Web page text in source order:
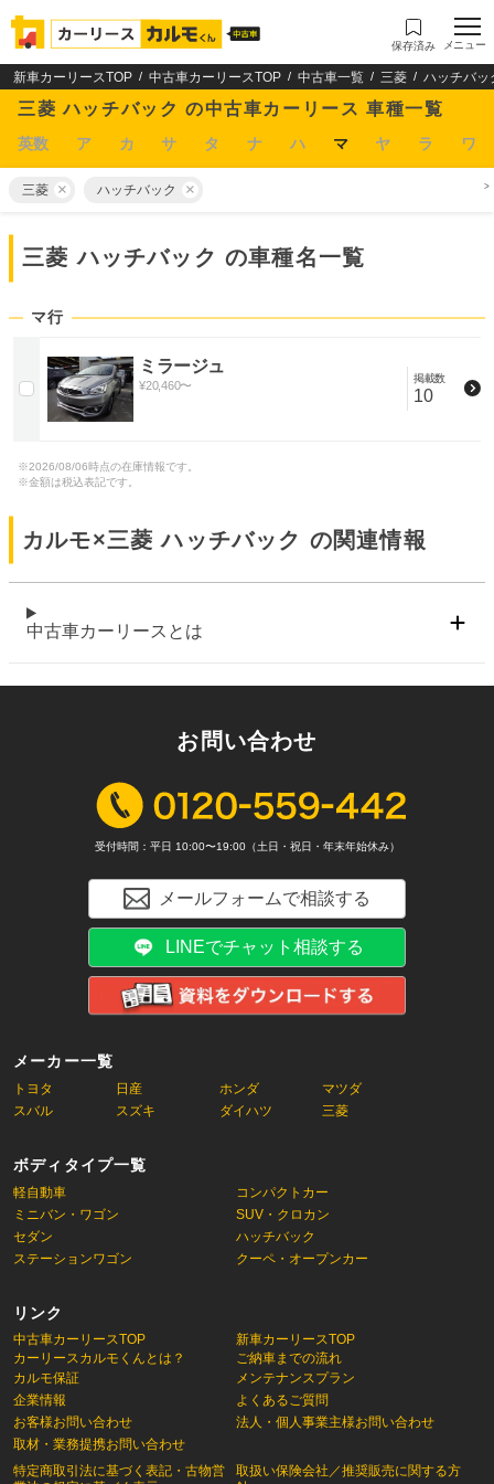
保存済み メニュー
新車カーリースTOP 中古車カーリースTOP 中古車一覧 三菱 ハッチバッ
三菱 ハッチバック の中古車カーリース 車種一覧
英数 ア カ サ タ ナ ハ マ ヤ ラ ワ
三菱 ハッチバック
三菱 ハッチバック の車種名一覧
マ行
ミラージュ
¥20,460〜
掲載数
10
※2026/08/06時点の在庫情報です。
※金額は税込表記です。
カルモ×三菱 ハッチバック の関連情報
中古車カーリースとは
メーカー一覧
トヨタ 日産 ホンダ
マツダ
スバル
スズキ ダイハツ 三菱
ボディタイプ一覧
軽自動車
コンパクトカー
ミニバン・ワゴン
SUV・クロカン
セダン
ハッチバック
ステーションワゴン
クーペ・オープンカー
リンク
中古車カーリースTOP
カーリースカルモくんとは？
新車カーリースTOP
ご納車までの流れ
カルモ保証
企業情報
お客様お問い合わせ
取材・業務提携お問い合わせ
特定商取引法に基づく表記・古物営
メンテナンスプラン
よくあるご質問
法人・個人事業主様お問い合わせ
取扱い保険会社／推奨販売に関する方
お問い合わせ
受付時間：平日 10:00〜19:00（土日・祝日・年末年始休み）
メールフォームで相談する
LINEでチャット相談する